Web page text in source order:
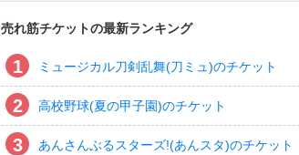
売れ筋チケットの最新ランキング
ミュージカル刀剣乱舞(刀ミュ)のチケット
高校野球(夏の甲子園)のチケット
あんさんぶるスターズ!(あんスタ)のチケット